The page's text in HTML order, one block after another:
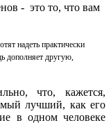
- это то, что вам
надеть практически
дополняет другую,
что, кажется,
лучший, как его
в одном человеке